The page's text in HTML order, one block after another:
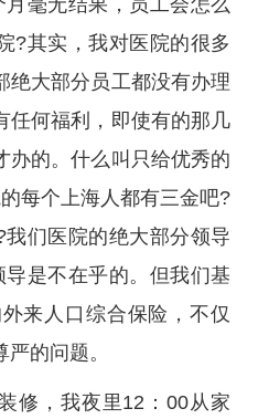
毫无结果，员工会怎么
?其实，我对医院的很多
绝大部分员工都没有办理
任何福利，即使有的那几
办的。什么叫只给优秀的
每个上海人都有三金吧?
们医院的绝大部分领导
是不在乎的。但我们基
来人口综合保险，不仅
的问题。
修，我夜里12：00从家